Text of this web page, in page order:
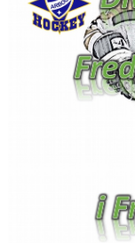
BOKA LOGE OCH MAT
DEN BLÅVITA VÄGEN
SVENSK HOCKEYTV